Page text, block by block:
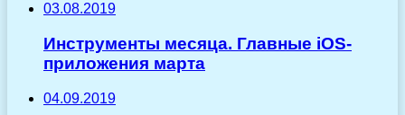
03.08.2019
Инструменты месяца. Главные iOS-
приложения марта
04.09.2019